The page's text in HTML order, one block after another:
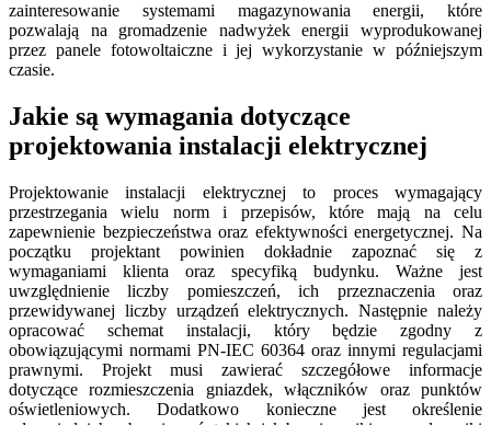
zainteresowanie systemami magazynowania energii, które
pozwalają na gromadzenie nadwyżek energii wyprodukowanej
przez panele fotowoltaiczne i jej wykorzystanie w późniejszym
czasie.
Jakie są wymagania dotyczące
projektowania instalacji elektrycznej
Projektowanie instalacji elektrycznej to proces wymagający
przestrzegania wielu norm i przepisów, które mają na celu
zapewnienie bezpieczeństwa oraz efektywności energetycznej. Na
początku projektant powinien dokładnie zapoznać się z
wymaganiami klienta oraz specyfiką budynku. Ważne jest
uwzględnienie liczby pomieszczeń, ich przeznaczenia oraz
przewidywanej liczby urządzeń elektrycznych. Następnie należy
opracować schemat instalacji, który będzie zgodny z
obowiązującymi normami PN-IEC 60364 oraz innymi regulacjami
prawnymi. Projekt musi zawierać szczegółowe informacje
dotyczące rozmieszczenia gniazdek, włączników oraz punktów
oświetleniowych. Dodatkowo konieczne jest określenie